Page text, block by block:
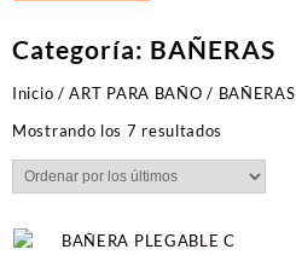
Categoría: BAÑERAS
Inicio /ART PARA BAÑO / BAÑERAS
Mostrando los 7 resultados